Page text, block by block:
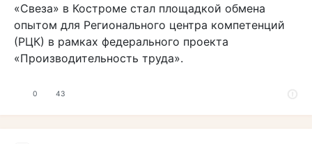
«Свеза» в Костроме стал площадкой обмена
опытом для Регионального центра компетенций
(РЦК) в рамках федерального проекта
«Производительность труда».
0 43